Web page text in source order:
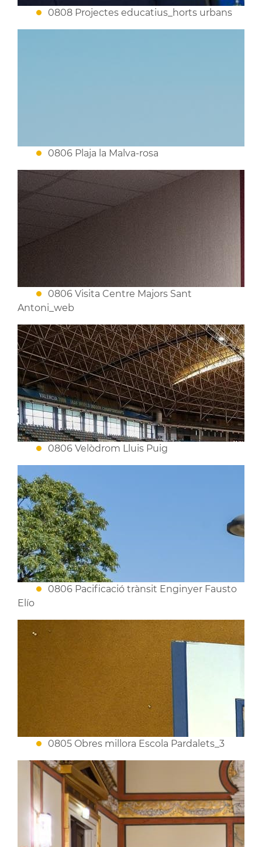
0808 Projectes educatius_horts urbans
0806 Plaja la Malva-rosa
0806 Visita Centre Majors Sant
Antoni_web
0806 Velòdrom Lluis Puig
0806 Pacificació trànsit Enginyer Fausto
Elío
0805 Obres millora Escola Pardalets_3